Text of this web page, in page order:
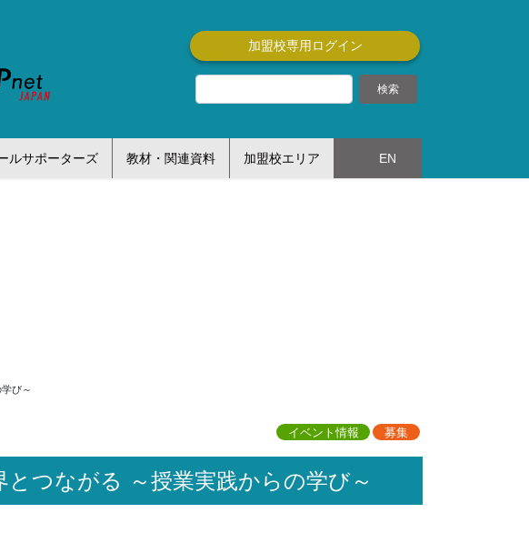
加盟校専用ログイン
ルサポーターズ 教材・関連資料 加盟校エリア EN
び～
募集
イベント情報
つながる ～授業実践からの学び～